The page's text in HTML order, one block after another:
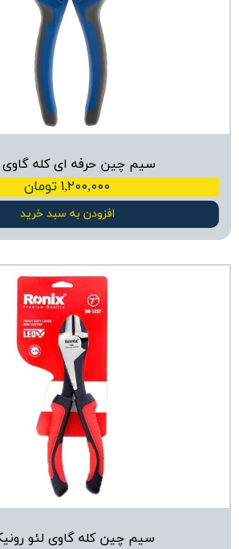
سیم چین حرفه ای کله گاوی
۱,۲۰۰,۰۰۰ تومان
افزودن به سبد خرید
سیم چین کله گاوی لئو